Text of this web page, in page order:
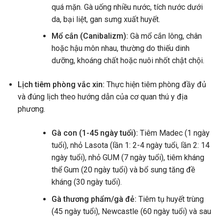
quá mặn. Gà uống nhiều nước, tích nước dưới
da, bại liệt, gan sưng xuất huyết.
Mổ cắn (Canibalizm): Gà mổ cắn lông, chân
hoặc hậu môn nhau, thường do thiếu dinh
dưỡng, khoáng chất hoặc nuôi nhốt chật chội.
Lịch tiêm phòng vắc xin: Thực hiện tiêm phòng đầy đủ
và đúng lịch theo hướng dẫn của cơ quan thú y địa
phương.
Gà con (1-45 ngày tuổi): Tiêm Madec (1 ngày
tuổi), nhỏ Lasota (lần 1: 2-4 ngày tuổi, lần 2: 14
ngày tuổi), nhỏ GUM (7 ngày tuổi), tiêm kháng
thể Gum (20 ngày tuổi) và bổ sung tăng đề
kháng (30 ngày tuổi).
Gà thương phẩm/gà đẻ: Tiêm tụ huyết trùng
(45 ngày tuổi), Newcastle (60 ngày tuổi) và sau